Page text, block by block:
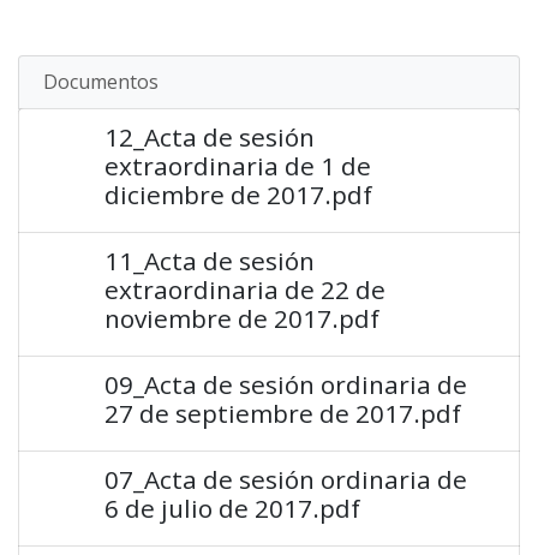
Documentos
12_Acta de sesión
extraordinaria de 1 de
diciembre de 2017.pdf
11_Acta de sesión
extraordinaria de 22 de
noviembre de 2017.pdf
09_Acta de sesión ordinaria de
27 de septiembre de 2017.pdf
07_Acta de sesión ordinaria de
6 de julio de 2017.pdf